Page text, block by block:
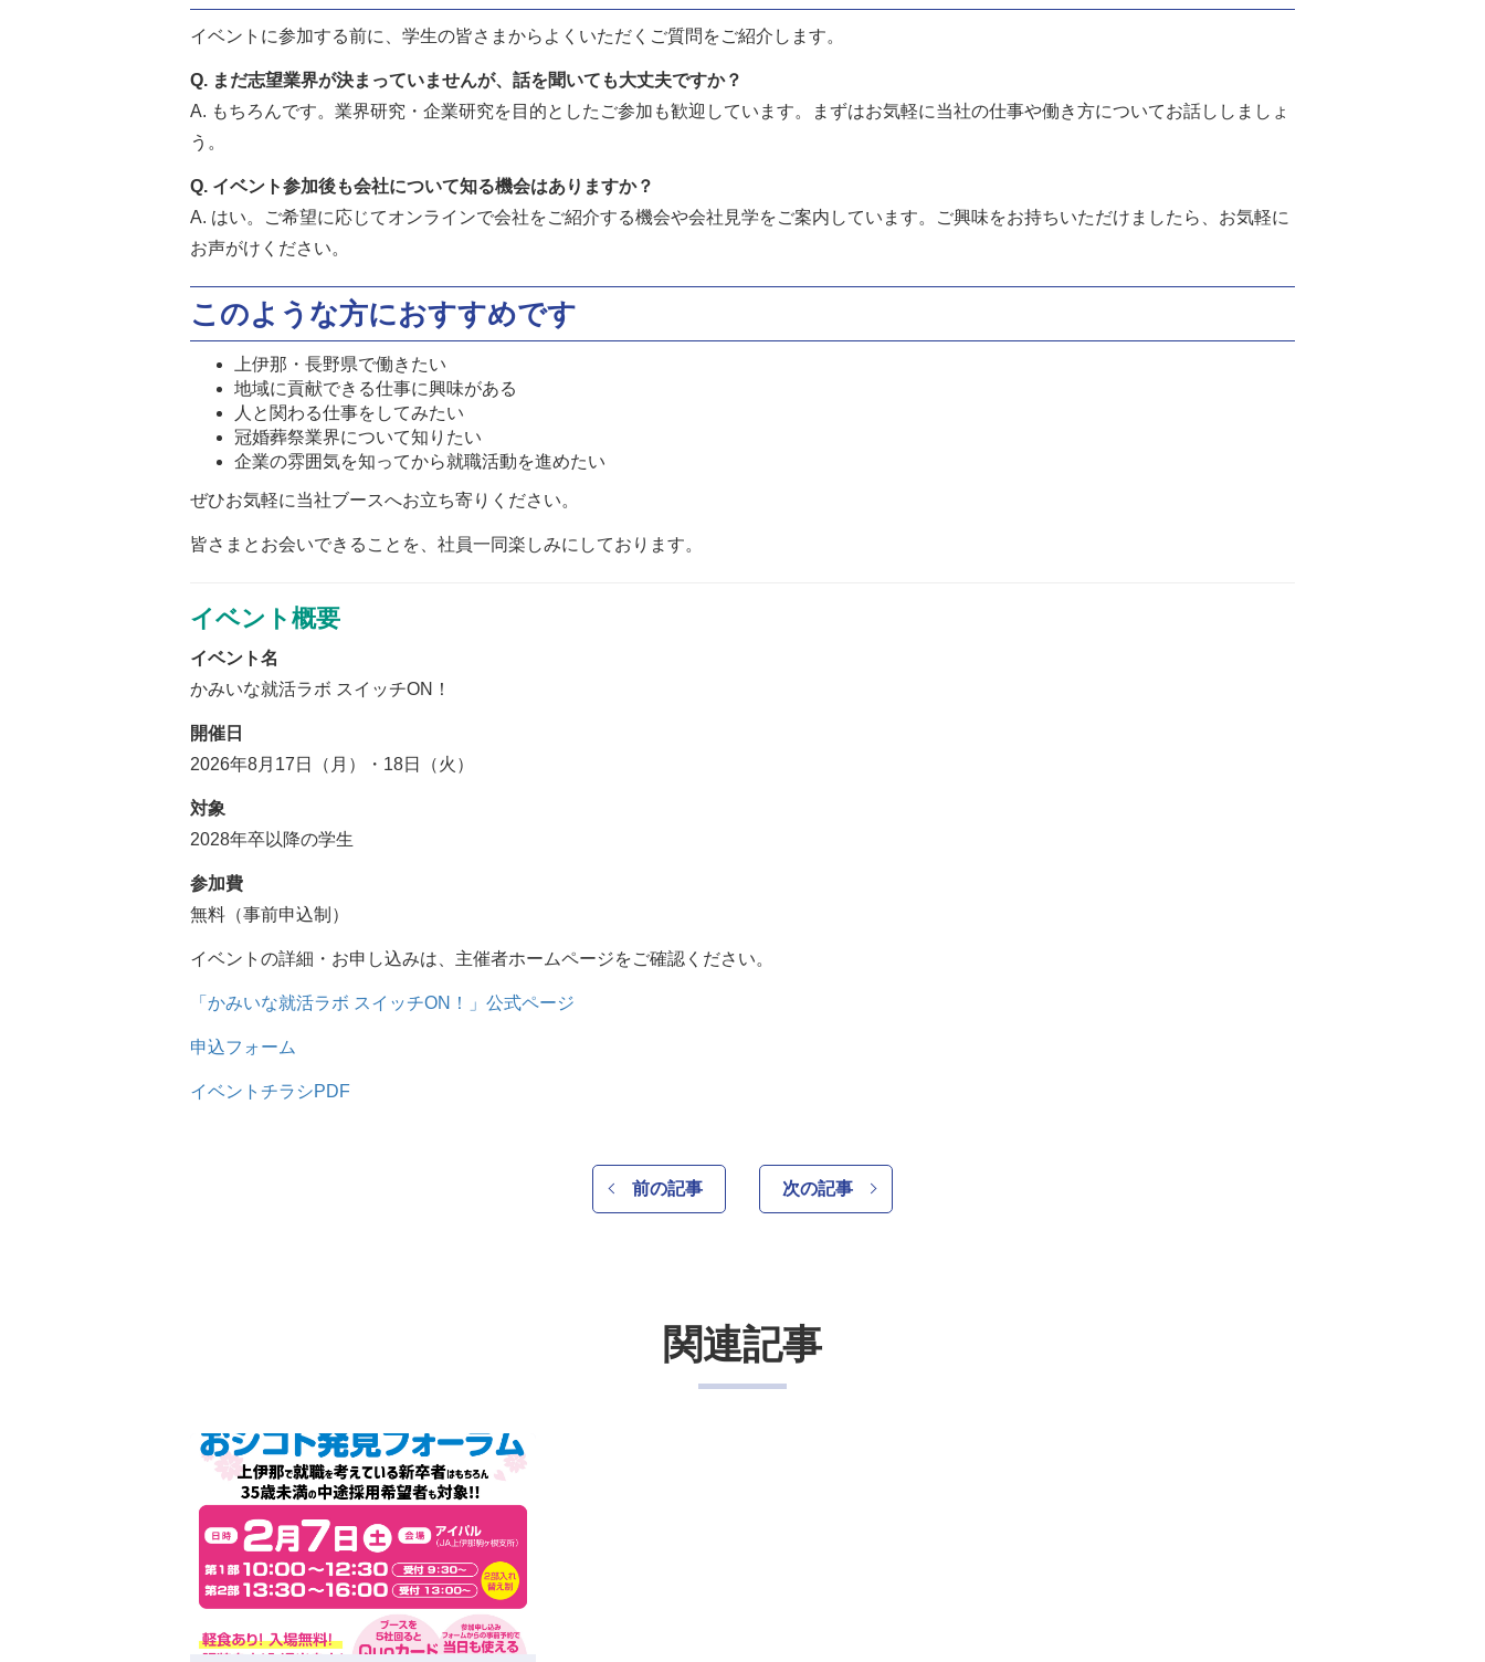
イベントに参加する前に、学生の皆さまからよくいただくご質問をご紹介します。
Q. まだ志望業界が決まっていませんが、話を聞いても大丈夫ですか？
A. もちろんです。業界研究・企業研究を目的としたご参加も歓迎しています。まずはお気軽に当社の仕事や働き方についてお話ししましょ
う。
Q. イベント参加後も会社について知る機会はありますか？
A. はい。ご希望に応じてオンラインで会社をご紹介する機会や会社見学をご案内しています。ご興味をお持ちいただけましたら、お気軽に
お声がけください。
このような方におすすめです
上伊那・長野県で働きたい
地域に貢献できる仕事に興味がある
人と関わる仕事をしてみたい
冠婚葬祭業界について知りたい
企業の雰囲気を知ってから就職活動を進めたい
ぜひお気軽に当社ブースへお立ち寄りください。
皆さまとお会いできることを、社員一同楽しみにしております。
イベント概要
イベント名
かみいな就活ラボ スイッチON！
開催日
2026年8月17日（月）・18日（火）
対象
2028年卒以降の学生
参加費
無料（事前申込制）
イベントの詳細・お申し込みは、主催者ホームページをご確認ください。
「かみいな就活ラボ スイッチON！」公式ページ
申込フォーム
イベントチラシPDF
前の記事 次の記事
関連記事